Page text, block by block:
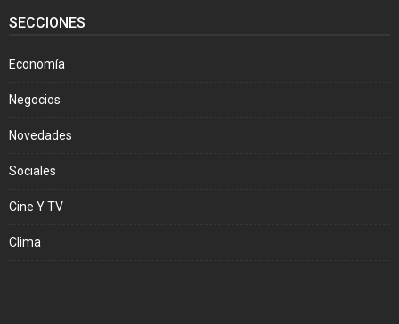
SECCIONES
Economía
Negocios
Novedades
Sociales
Cine Y TV
Clima